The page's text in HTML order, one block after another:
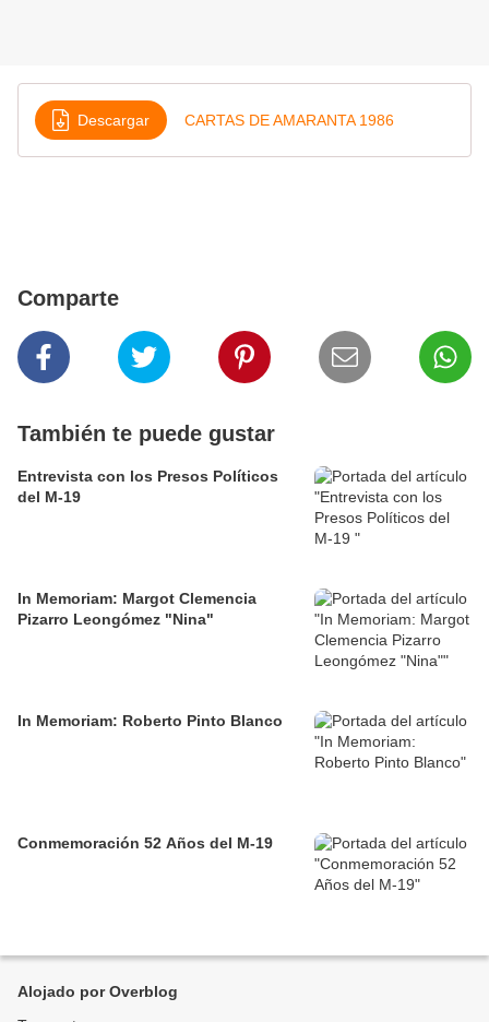
Descargar CARTAS DE AMARANTA 1986
Comparte
También te puede gustar
Entrevista con los Presos Políticos
del M-19
In Memoriam: Margot Clemencia
Pizarro Leongómez "Nina"
In Memoriam: Roberto Pinto Blanco
Conmemoración 52 Años del M-19
Alojado por Overblog